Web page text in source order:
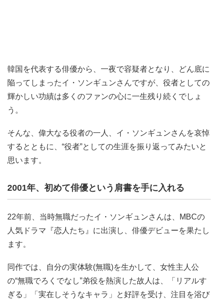
韓国を代表する俳優から、一夜で容疑者となり、どん底に
陥ってしまったイ・ソンギュンさんですが、役者としての
輝かしい功績は多くのファンの心に一生残り続くでしょ
う。
そんな、偉大なる役者の一人、イ・ソンギュンさんを哀悼
するとともに、“役者”としての生涯を振り返ってみたいと
思います。
2001年、初めて俳優という肩書を手に入れる
22年前、当時無職だったイ・ソンギュンさんは、MBCの
人気ドラマ『恋人たち』に出演し、俳優デビューを果たし
ます。
同作では、自分の実体験(無職)を生かして、女性主人公
の“無職でろくでなし”弟役を熱演した故人は、「リアルす
ぎる」「実在しそうなキャラ」と好評を受け、注目を浴び